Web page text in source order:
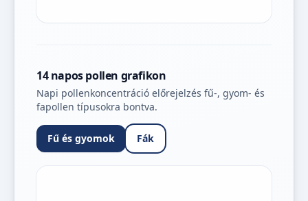
14 napos pollen grafikon
Napi pollenkoncentráció előrejelzés fű-, gyom- és
fapollen típusokra bontva.
Fű és gyomok Fák